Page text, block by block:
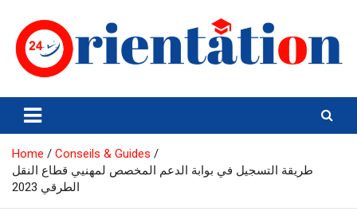
content
Orientation24
Emploi et Orientation au Maroc
Home
Conseils & Guides
طريقة التسجيل في بوابة الدعم المخصص لمهنيي قطاع النقل
الطرقي 2023